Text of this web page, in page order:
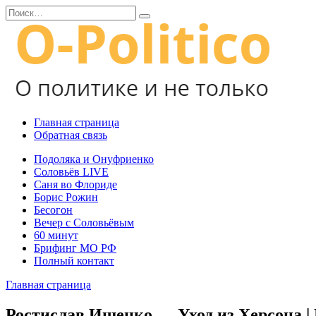
Перейти
к
содержанию
Search
for:
Главная страница
Обратная связь
Подоляка и Онуфриенко
Соловьёв LIVE
Саня во Флориде
Борис Рожин
Бесогон
Вечер с Соловьёвым
60 минут
Брифинг МО РФ
Полный контакт
Главная страница